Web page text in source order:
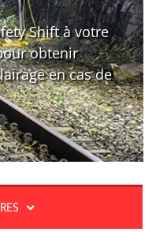
Shift à votre
obtenir
en cas de